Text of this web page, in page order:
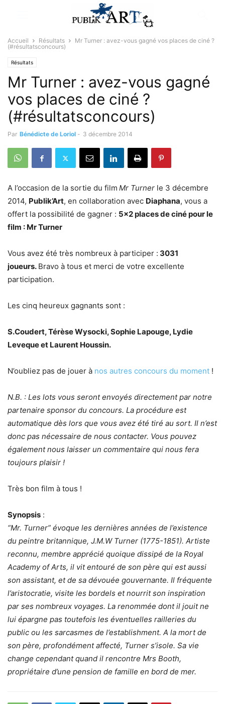
Accueil Résultats
Mr Turner : avez-vous gagné vos places de ciné ?
(#résultatsconcours)
Résultats
Mr Turner : avez-vous gagné
vos places de ciné ?
(#résultatsconcours)
Par Bénédicte de Loriol - 3 décembre 2014
A l’occasion de la sortie du film Mr Turner le 3 décembre
2014, Publik’Art, en collaboration avec Diaphana, vous a
offert la possibilité de gagner : 5×2 places de ciné pour le
film : Mr Turner
Vous avez été très nombreux à participer : 3031
joueurs. Bravo à tous et merci de votre excellente
participation.
Les cinq heureux gagnants sont :
S.Coudert, Térèse Wysocki, Sophie Lapouge, Lydie
Leveque et Laurent Houssin.
N’oubliez pas de jouer à nos autres concours du moment !
N.B. : Les lots vous seront envoyés directement par notre
partenaire sponsor du concours. La procédure est
automatique dès lors que vous avez été tiré au sort. Il n’est
donc pas nécessaire de nous contacter. Vous pouvez
également nous laisser un commentaire qui nous fera
toujours plaisir !
Très bon film à tous !
Synopsis :
“Mr. Turner” évoque les dernières années de l’existence
du peintre britannique, J.M.W Turner (1775-1851). Artiste
reconnu, membre apprécié quoique dissipé de la Royal
Academy of Arts, il vit entouré de son père qui est aussi
son assistant, et de sa dévouée gouvernante. Il fréquente
l’aristocratie, visite les bordels et nourrit son inspiration
par ses nombreux voyages. La renommée dont il jouit ne
lui épargne pas toutefois les éventuelles railleries du
public ou les sarcasmes de l’establishment. A la mort de
son père, profondément affecté, Turner s’isole. Sa vie
change cependant quand il rencontre Mrs Booth,
propriétaire d’une pension de famille en bord de mer.